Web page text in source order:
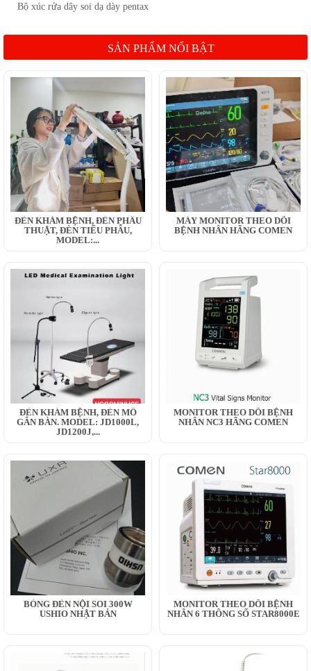
Bộ xúc rửa dây soi dạ dày pentax
SẢN PHẨM NỔI BẬT
ĐÈN KHÁM BỆNH, ĐÈN PHẪU
THUẬT, ĐÈN TIỂU PHẪU,
MODEL:...
MÁY MONITOR THEO DÕI
BỆNH NHÂN HÃNG COMEN
ĐÈN KHÁM BỆNH, ĐÈN MỔ
GẮN BÀN. MODEL: JD1000L,
JD1200J,...
MONITOR THEO DÕI BỆNH
NHÂN NC3 HÃNG COMEN
BÓNG ĐÈN NỘI SOI 300W
USHIO NHẬT BẢN
MONITOR THEO DÕI BỆNH
NHÂN 6 THÔNG SỐ STAR8000E